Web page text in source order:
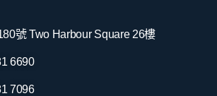
號 Two Harbour Square 26樓
6690
7096